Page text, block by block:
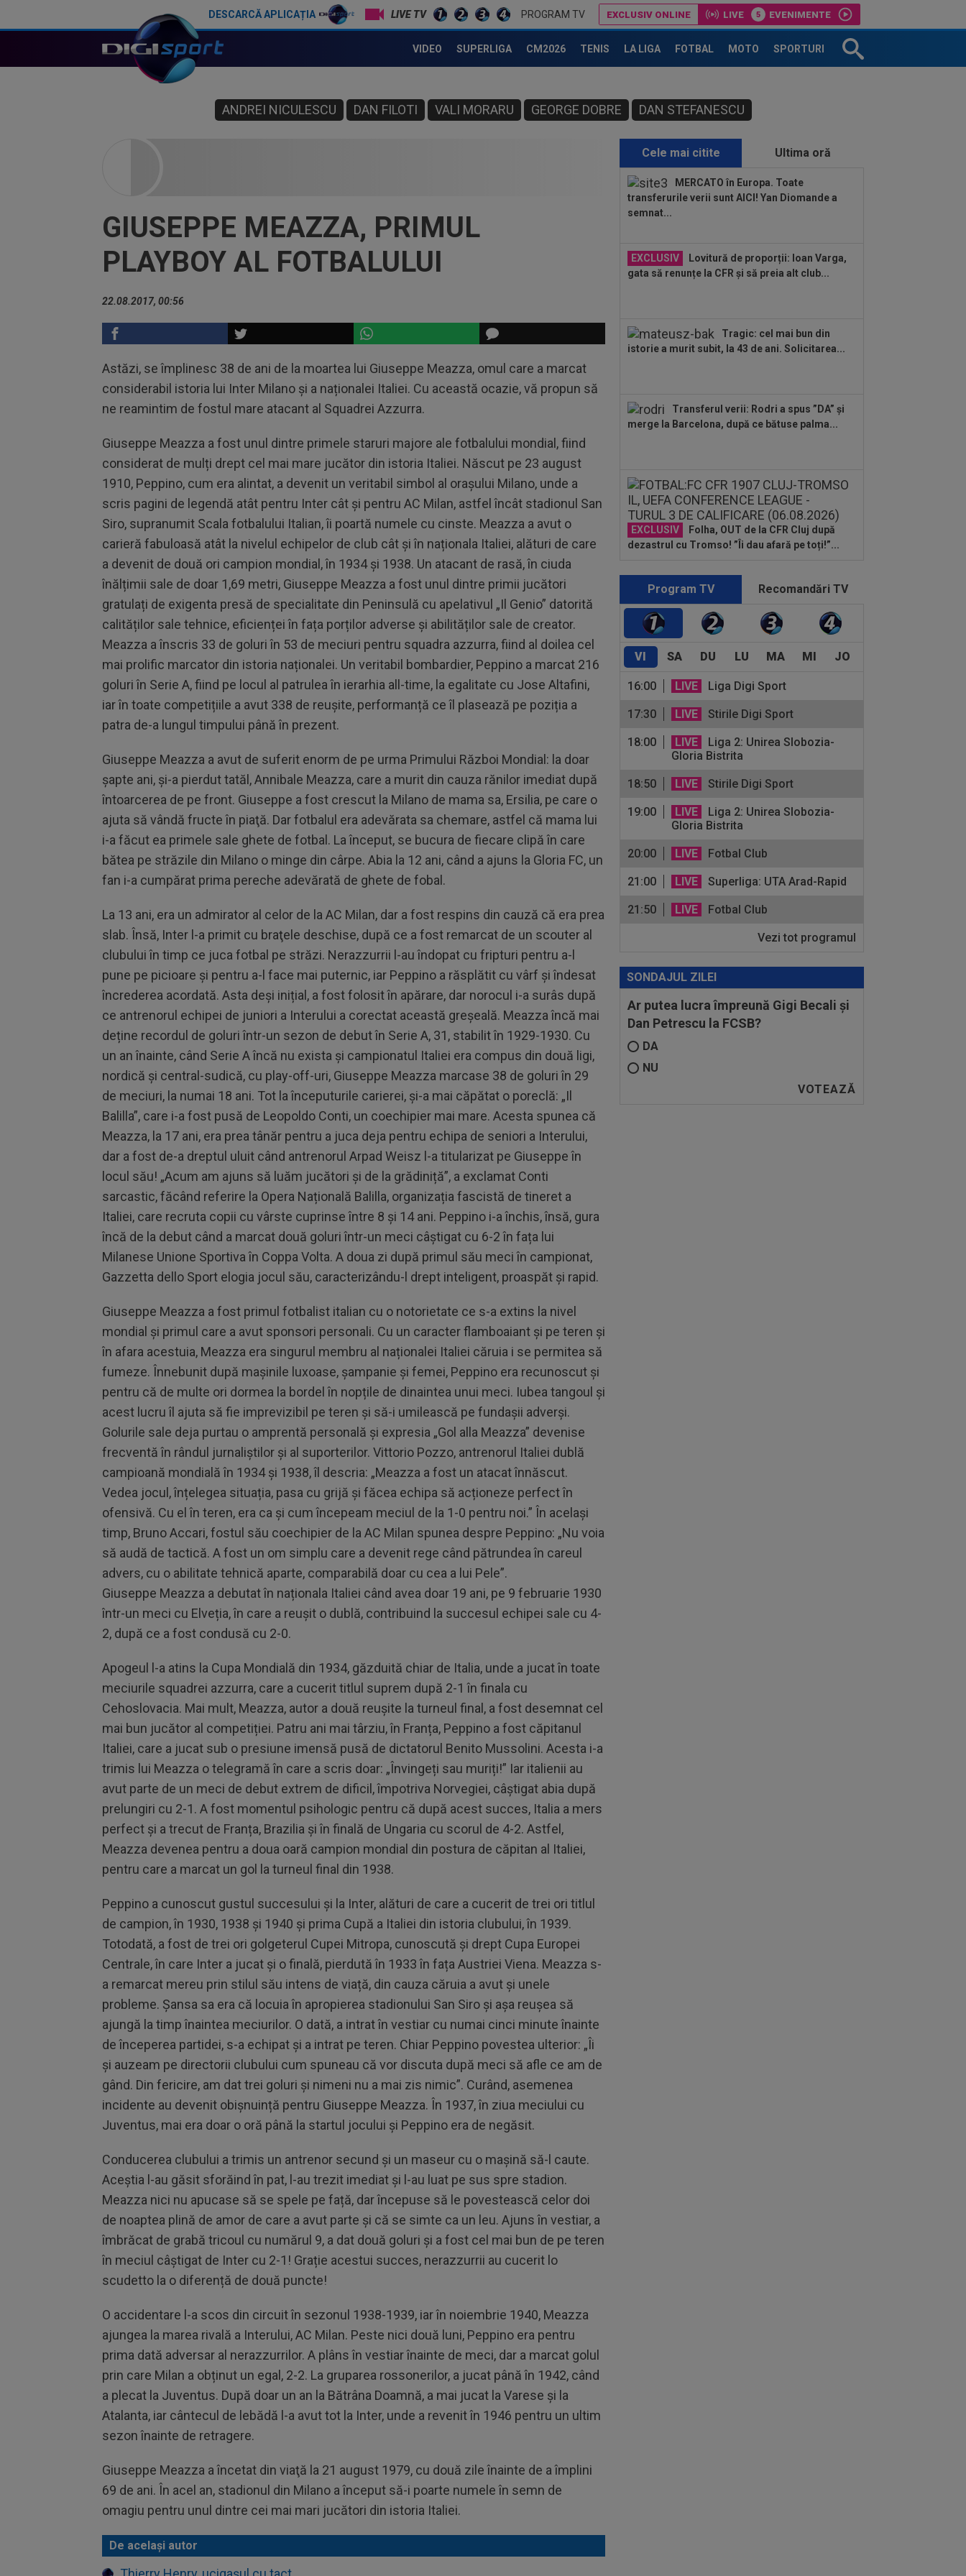
DESCARCĂ APLICAȚIA LIVE TV PROGRAM TV EXCLUSIV ONLINE LIVE EVENIMENTE
VIDEO SUPERLIGA CM2026 TENIS LA LIGA FOTBAL MOTO SPORTURI
ANDREI NICULESCU DAN FILOTI VALI MORARU GEORGE DOBRE DAN STEFANESCU
GIUSEPPE MEAZZA, PRIMUL
PLAYBOY AL FOTBALULUI
22.08.2017, 00:56
Astăzi, se împlinesc 38 de ani de la moartea lui Giuseppe Meazza, omul care a marcat
considerabil istoria lui Inter Milano și a naționalei Italiei. Cu această ocazie, vă propun să
ne reamintim de fostul mare atacant al Squadrei Azzurra.
Giuseppe Meazza a fost unul dintre primele staruri majore ale fotbalului mondial, fiind
considerat de mulți drept cel mai mare jucător din istoria Italiei. Născut pe 23 august
1910, Peppino, cum era alintat, a devenit un veritabil simbol al orașului Milano, unde a
scris pagini de legendă atât pentru Inter cât și pentru AC Milan, astfel încât stadionul San
Siro, supranumit Scala fotbalului Italian, îi poartă numele cu cinste. Meazza a avut o
carieră fabuloasă atât la nivelul echipelor de club cât și în naționala Italiei, alături de care
a devenit de două ori campion mondial, în 1934 și 1938. Un atacant de rasă, în ciuda
înălțimii sale de doar 1,69 metri, Giuseppe Meazza a fost unul dintre primii jucători
gratulați de exigenta presă de specialitate din Peninsulă cu apelativul „Il Genio” datorită
calităților sale tehnice, eficienței în fața porților adverse și abilităților sale de creator.
Meazza a înscris 33 de goluri în 53 de meciuri pentru squadra azzurra, fiind al doilea cel
mai prolific marcator din istoria naționalei. Un veritabil bombardier, Peppino a marcat 216
goluri în Serie A, fiind pe locul al patrulea în ierarhia all-time, la egalitate cu Jose Altafini,
iar în toate competițiile a avut 338 de reușite, performanță ce îl plasează pe poziția a
patra de-a lungul timpului până în prezent.
Giuseppe Meazza a avut de suferit enorm de pe urma Primului Război Mondial: la doar
șapte ani, şi-a pierdut tatăl, Annibale Meazza, care a murit din cauza rănilor imediat după
întoarcerea de pe front. Giuseppe a fost crescut la Milano de mama sa, Ersilia, pe care o
ajuta să vândă fructe în piaţă. Dar fotbalul era adevărata sa chemare, astfel că mama lui
i-a făcut ea primele sale ghete de fotbal. La început, se bucura de fiecare clipă în care
bătea pe străzile din Milano o minge din cârpe. Abia la 12 ani, când a ajuns la Gloria FC, un
fan i-a cumpărat prima pereche adevărată de ghete de fobal.
La 13 ani, era un admirator al celor de la AC Milan, dar a fost respins din cauză că era prea
slab. Însă, Inter l-a primit cu braţele deschise, după ce a fost remarcat de un scouter al
clubului în timp ce juca fotbal pe străzi. Nerazzurrii l-au îndopat cu fripturi pentru a-l
pune pe picioare și pentru a-l face mai puternic, iar Peppino a răsplătit cu vârf și îndesat
încrederea acordată. Asta deși inițial, a fost folosit în apărare, dar norocul i-a surâs după
ce antrenorul echipei de juniori a Interului a corectat această greșeală. Meazza încă mai
deține recordul de goluri într-un sezon de debut în Serie A, 31, stabilit în 1929-1930. Cu
un an înainte, când Serie A încă nu exista și campionatul Italiei era compus din două ligi,
nordică și central-sudică, cu play-off-uri, Giuseppe Meazza marcase 38 de goluri în 29
de meciuri, la numai 18 ani. Tot la începuturile carierei, și-a mai căpătat o poreclă: „Il
Balilla”, care i-a fost pusă de Leopoldo Conti, un coechipier mai mare. Acesta spunea că
Meazza, la 17 ani, era prea tânăr pentru a juca deja pentru echipa de seniori a Interului,
dar a fost de-a dreptul uluit când antrenorul Arpad Weisz l-a titularizat pe Giuseppe în
locul său! „Acum am ajuns să luăm jucători și de la grădiniță”, a exclamat Conti
sarcastic, făcând referire la Opera Națională Balilla, organizația fascistă de tineret a
Italiei, care recruta copii cu vârste cuprinse între 8 și 14 ani. Peppino i-a închis, însă, gura
încă de la debut când a marcat două goluri într-un meci câștigat cu 6-2 în fața lui
Milanese Unione Sportiva în Coppa Volta. A doua zi după primul său meci în campionat,
Gazzetta dello Sport elogia jocul său, caracterizându-l drept inteligent, proaspăt și rapid.
Giuseppe Meazza a fost primul fotbalist italian cu o notorietate ce s-a extins la nivel
mondial și primul care a avut sponsori personali. Cu un caracter flamboaiant și pe teren și
în afara acestuia, Meazza era singurul membru al naționalei Italiei căruia i se permitea să
fumeze. Înnebunit după mașinile luxoase, șampanie și femei, Peppino era recunoscut și
pentru că de multe ori dormea la bordel în nopțile de dinaintea unui meci. Iubea tangoul și
acest lucru îl ajuta să fie imprevizibil pe teren și să-i umilească pe fundașii adverși.
Golurile sale deja purtau o amprentă personală și expresia „Gol alla Meazza” devenise
frecventă în rândul jurnaliștilor și al suporterilor. Vittorio Pozzo, antrenorul Italiei dublă
campioană mondială în 1934 și 1938, îl descria: „Meazza a fost un atacat înnăscut.
Vedea jocul, înțelegea situația, pasa cu grijă și făcea echipa să acționeze perfect în
ofensivă. Cu el în teren, era ca și cum începeam meciul de la 1-0 pentru noi.” În același
timp, Bruno Accari, fostul său coechipier de la AC Milan spunea despre Peppino: „Nu voia
să audă de tactică. A fost un om simplu care a devenit rege când pătrundea în careul
advers, cu o abilitate tehnică aparte, comparabilă doar cu cea a lui Pele”.
Giuseppe Meazza a debutat în naționala Italiei când avea doar 19 ani, pe 9 februarie 1930
într-un meci cu Elveția, în care a reușit o dublă, contribuind la succesul echipei sale cu 4-
2, după ce a fost condusă cu 2-0.
Apogeul l-a atins la Cupa Mondială din 1934, găzduită chiar de Italia, unde a jucat în toate
meciurile squadrei azzurra, care a cucerit titlul suprem după 2-1 în finala cu
Cehoslovacia. Mai mult, Meazza, autor a două reușite la turneul final, a fost desemnat cel
mai bun jucător al competiției. Patru ani mai târziu, în Franța, Peppino a fost căpitanul
Italiei, care a jucat sub o presiune imensă pusă de dictatorul Benito Mussolini. Acesta i-a
trimis lui Meazza o telegramă în care a scris doar: „Învingeți sau muriți!” Iar italienii au
avut parte de un meci de debut extrem de dificil, împotriva Norvegiei, câștigat abia după
prelungiri cu 2-1. A fost momentul psihologic pentru că după acest succes, Italia a mers
perfect și a trecut de Franța, Brazilia și în finală de Ungaria cu scorul de 4-2. Astfel,
Meazza devenea pentru a doua oară campion mondial din postura de căpitan al Italiei,
pentru care a marcat un gol la turneul final din 1938.
Peppino a cunoscut gustul succesului și la Inter, alături de care a cucerit de trei ori titlul
de campion, în 1930, 1938 și 1940 și prima Cupă a Italiei din istoria clubului, în 1939.
Totodată, a fost de trei ori golgeterul Cupei Mitropa, cunoscută și drept Cupa Europei
Centrale, în care Inter a jucat și o finală, pierdută în 1933 în fața Austriei Viena. Meazza s-
a remarcat mereu prin stilul său intens de viață, din cauza căruia a avut și unele
probleme. Șansa sa era că locuia în apropierea stadionului San Siro și așa reușea să
ajungă la timp înaintea meciurilor. O dată, a intrat în vestiar cu numai cinci minute înainte
de începerea partidei, s-a echipat și a intrat pe teren. Chiar Peppino povestea ulterior: „Îi
și auzeam pe directorii clubului cum spuneau că vor discuta după meci să afle ce am de
gând. Din fericire, am dat trei goluri și nimeni nu a mai zis nimic”. Curând, asemenea
incidente au devenit obișnuință pentru Giuseppe Meazza. În 1937, în ziua meciului cu
Juventus, mai era doar o oră până la startul jocului și Peppino era de negăsit.
Conducerea clubului a trimis un antrenor secund și un maseur cu o mașină să-l caute.
Aceștia l-au găsit sforăind în pat, l-au trezit imediat și l-au luat pe sus spre stadion.
Meazza nici nu apucase să se spele pe față, dar începuse să le povestească celor doi
de noaptea plină de amor de care a avut parte și că se simte ca un leu. Ajuns în vestiar, a
îmbrăcat de grabă tricoul cu numărul 9, a dat două goluri și a fost cel mai bun de pe teren
în meciul câștigat de Inter cu 2-1! Grație acestui succes, nerazzurrii au cucerit lo
scudetto la o diferență de două puncte!
O accidentare l-a scos din circuit în sezonul 1938-1939, iar în noiembrie 1940, Meazza
ajungea la marea rivală a Interului, AC Milan. Peste nici două luni, Peppino era pentru
prima dată adversar al nerazzurrilor. A plâns în vestiar înainte de meci, dar a marcat golul
prin care Milan a obținut un egal, 2-2. La gruparea rossonerilor, a jucat până în 1942, când
a plecat la Juventus. După doar un an la Bătrâna Doamnă, a mai jucat la Varese și la
Atalanta, iar cântecul de lebădă l-a avut tot la Inter, unde a revenit în 1946 pentru un ultim
sezon înainte de retragere.
Giuseppe Meazza a încetat din viaţă la 21 august 1979, cu două zile înainte de a împlini
69 de ani. În acel an, stadionul din Milano a început să-i poarte numele în semn de
omagiu pentru unul dintre cei mai mari jucători din istoria Italiei.
De același autor
Cele mai citite Ultima oră
MERCATO în Europa. Toate
transferurile verii sunt AICI! Yan Diomande a
semnat...
EXCLUSIV
Lovitură de proporții: Ioan Varga,
gata să renunțe la CFR și să preia alt club...
Tragic: cel mai bun din
istorie a murit subit, la 43 de ani. Solicitarea...
Transferul verii: Rodri a spus ”DA” și
merge la Barcelona, după ce bătuse palma...
EXCLUSIV
Folha, OUT de la CFR Cluj după
dezastrul cu Tromso! ”Îi dau afară pe toți!”...
Program TV Recomandări TV
VI SA DU LU MA MI JO
16:00 LIVE Liga Digi Sport
17:30 LIVE Stirile Digi Sport
18:00 LIVE
Liga 2: Unirea Slobozia-
Gloria Bistrita
18:50 LIVE Stirile Digi Sport
19:00 LIVE
Liga 2: Unirea Slobozia-
Gloria Bistrita
20:00 LIVE Fotbal Club
21:00 LIVE Superliga: UTA Arad-Rapid
21:50 LIVE Fotbal Club
Vezi tot programul
SONDAJUL ZILEI
Ar putea lucra împreună Gigi Becali și
Dan Petrescu la FCSB?
DA
NU